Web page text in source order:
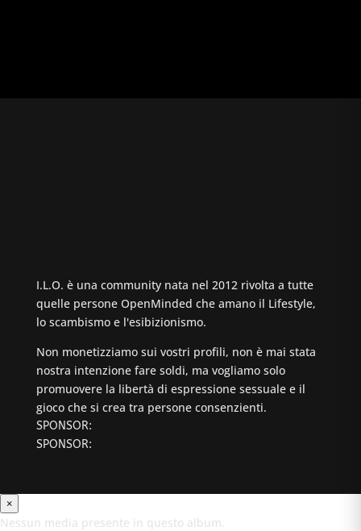
I.L.O. è una community nata nel 2012 rivolta a tutte
quelle persone OpenMinded che amano il Lifestyle,
lo scambismo e l'esibizionismo.
Non monetizziamo sui vostri profili, non è mai stata
nostra intenzione fare soldi, ma vogliamo solo
promuovere la libertà di espressione sessuale e il
gioco che si crea tra persone consenzienti.
SPONSOR:
SPONSOR:
×
Nessun media presente in questo album.